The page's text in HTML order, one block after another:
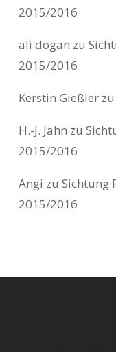
2015/2016
ali dogan zu
2015/2016
Kerstin Gießlerzu
H.-J. Jahn zu
2015/2016
Angi zu Sichtung
2015/2016